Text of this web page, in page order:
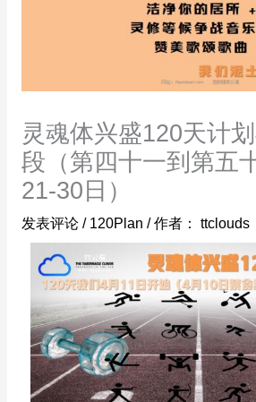
灵魂体兴盛120天计
段（第四十一到第五
21-30日）
发表评论 / 120Plan / 作者： ttclouds